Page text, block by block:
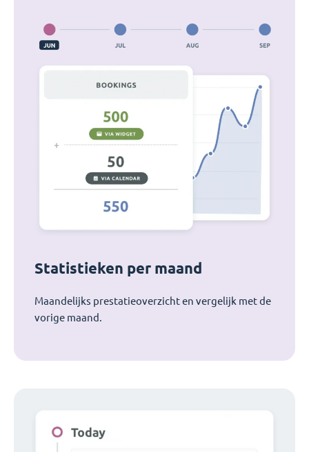
Statistieken per maand
Maandelijks prestatieoverzicht en vergelijk met de
vorige maand.